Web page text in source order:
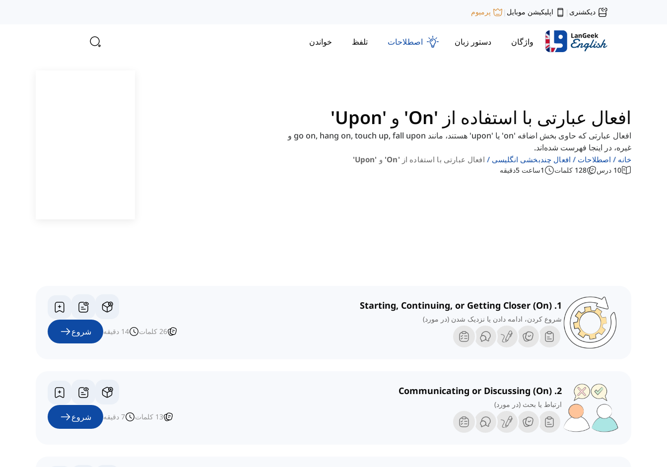
دیکشنری | اپلیکیشن موبایل | پرمیوم
واژگان دستور زبان اصطلاحات تلفظ خواندن
افعال عبارتی با استفاده از 'On' و 'Upon'
افعال عبارتی که حاوی بخش اضافه 'on' یا 'upon' هستند، مانند go on, hang on, touch up, fall upon و
غیره، در اینجا فهرست شده‌اند.
خانه اصطلاحات افعال چندبخشی انگلیسی افعال عبارتی با استفاده از 'on' و 'upon'
10 درس 128 کلمات 1ساعت 5دقیقه
1. Starting, Continuing, or Getting Closer (On)
شروع کردن، ادامه دادن یا نزدیک شدن (در مورد)
26 کلمات 14 دقیقه شروع
2. Communicating or Discussing (On)
ارتباط یا بحث (در مورد)
13 کلمات 7 دقیقه شروع